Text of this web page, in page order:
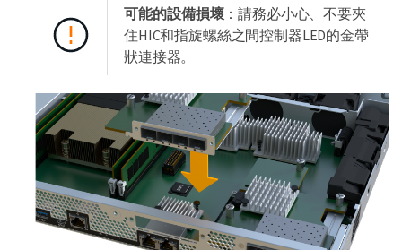
可能的設備損壞：請務必小心、不要夾
住HIC和指旋螺絲之間控制器LED的金帶
狀連接器。